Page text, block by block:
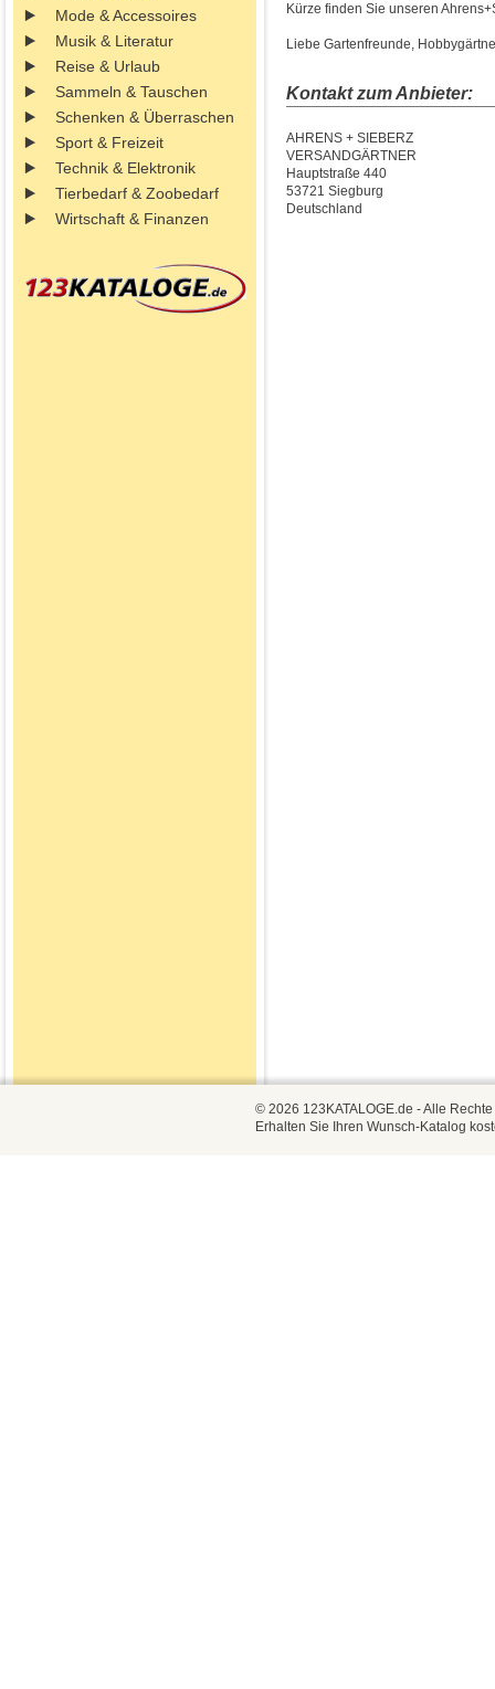
Mode & Accessoires
Musik & Literatur
Reise & Urlaub
Sammeln & Tauschen
Schenken & Überraschen
Sport & Freizeit
Technik & Elektronik
Tierbedarf & Zoobedarf
Wirtschaft & Finanzen
Kürze finden Sie unseren
Liebe Gartenfreunde,
Kontakt zum Anbieter:
AHRENS + SIEBERZ
VERSANDGÄRTNER
Hauptstraße 440
53721 Siegburg
Deutschland
© 2026 123KATALOGE.de - Alle
Erhalten Sie Ihren Wunsch-Katalog